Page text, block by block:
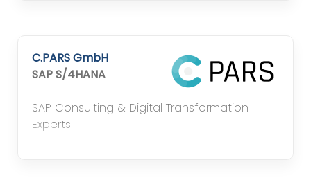
erfolgreich zu wachsen – einfach, effizient
und zukunftssicher.
C.PARS GmbH
SAP S/4HANA
SAP Consulting & Digital Transformation
Experts